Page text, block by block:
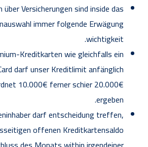
Versicherungen sind inside das
immer folgende Erwägung
wichtigkeit.
Kreditkarten wie gleichfalls ein
darf unser Kreditlimit anfänglich
10.000€ ferner schier 20.000€
ergeben.
darf entscheidung treffen,
offenen Kreditkartensaldo